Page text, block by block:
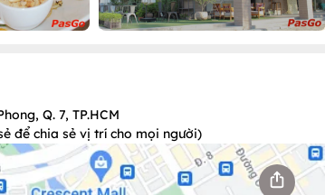
Q. 7, TP.HCM
để chia sẻ vị trí cho mọi người)